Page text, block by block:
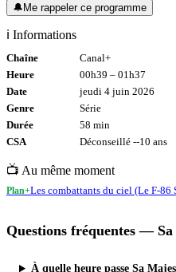
🔔Me rappeler ce programme
ℹ️ Informations
Chaîne
Canal+
Heure
00h39 – 01h37
Date
jeudi 4 juin 2026
Genre
Série
Durée
58 min
CSA
Déconseillé --10 ans
📺 Au même moment
Plan+Les combattants du ciel (Le F-86
Questions fréquentes —
À quelle heure passe Sa